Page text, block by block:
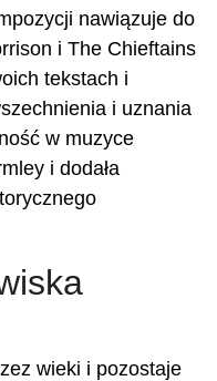
nawiązuje do
i The Chieftains
tekstach i
i uznania
w muzyce
i dodała
wieki i pozostaje